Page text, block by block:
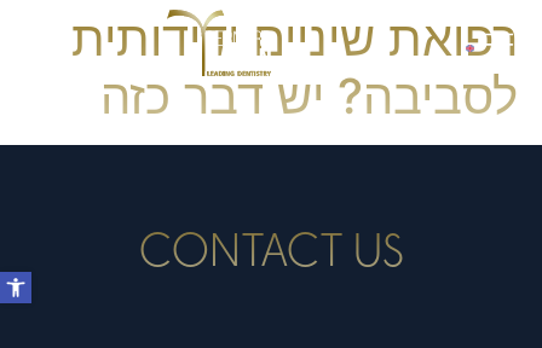
רפואת שיניים ידידותית
לסביבה? יש דבר כזה
CONTACT US